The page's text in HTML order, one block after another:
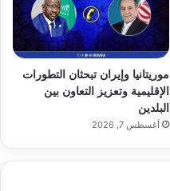
موريتانيا وإيران تبحثان التطورات
الإقليمية وتعزيز التعاون بين
البلدين
أغسطس 7, 2026